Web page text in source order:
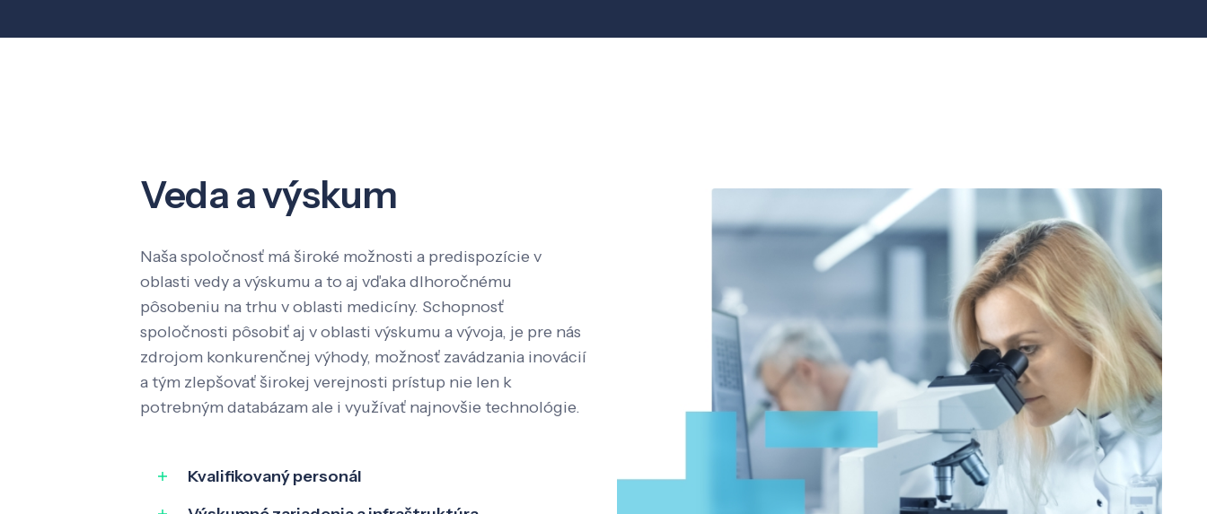
Veda a výskum
Naša spoločnosť má široké možnosti a predispozície v
oblasti vedy a výskumu a to aj vďaka dlhoročnému
pôsobeniu na trhu v oblasti medicíny. Schopnosť
spoločnosti pôsobiť aj v oblasti výskumu a vývoja, je pre nás
zdrojom konkurenčnej výhody, možnosť zavádzania inovácií
a tým zlepšovať širokej verejnosti prístup nie len k
potrebným databázam ale i využívať najnovšie technológie.
Kvalifikovaný personál